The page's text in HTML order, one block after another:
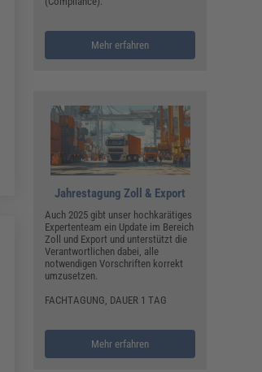
Mehr erfahren
Jahrestagung Zoll & Export
Auch 2025 gibt unser hochkarätiges
Expertenteam ein Update im Bereich
Zoll und Export und unterstützt die
Verantwortlichen dabei, alle
notwendigen Vorschriften korrekt
umzusetzen.
FACHTAGUNG, DAUER 1 TAG
Mehr erfahren